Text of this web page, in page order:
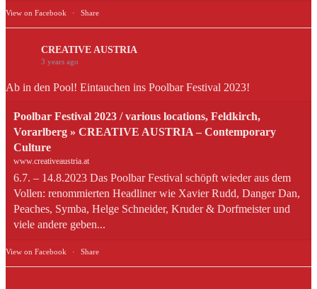
View on Facebook · Share
CREATIVE AUSTRIA
3 years ago
Ab in den Pool! Eintauchen ins Poolbar Festival 2023!
Poolbar Festival 2023 / various locations, Feldkirch,
Vorarlberg » CREATIVE AUSTRIA – Contemporary
Culture
www.creativeaustria.at
6.7. – 14.8.2023 Das Poolbar Festival schöpft wieder aus dem
Vollen: renommierten Headliner wie Xavier Rudd, Danger Dan,
Peaches, Symba, Helge Schneider, Kruder & Dorfmeister und
viele andere geben...
View on Facebook · Share